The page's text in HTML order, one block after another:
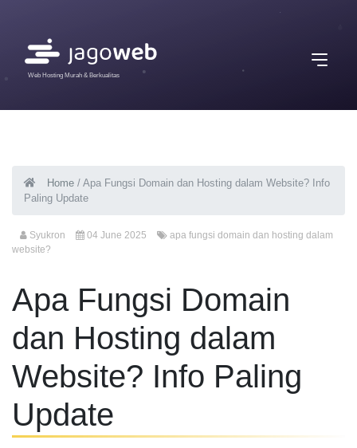
Web Hosting Murah & Berkualitas
Home / Apa Fungsi Domain dan Hosting dalam Website? Info
Paling Update
Syukron 04 June 2025
apa fungsi domain dan hosting dalam
website?
Apa Fungsi Domain
dan Hosting dalam
Website? Info Paling
Update